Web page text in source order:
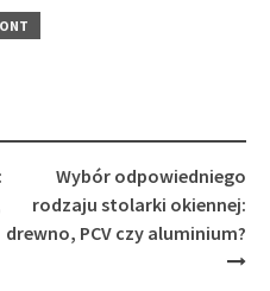
Wybór odpowiedniego
rodzaju stolarki okiennej:
drewno, PCV czy aluminium?